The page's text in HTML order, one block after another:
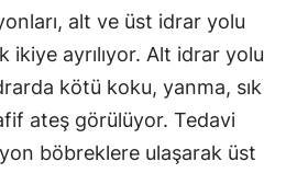
alt ve üst idrar yolu
ikiye ayrılıyor. Alt idrar yolu
kötü koku, yanma, sık
ateş görülüyor. Tedavi
böbreklere ulaşarak üst